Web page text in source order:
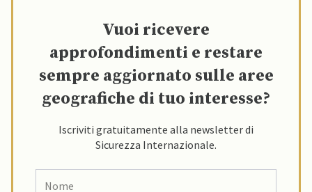
Vuoi ricevere
approfondimenti e restare
sempre aggiornato sulle aree
geografiche di tuo interesse?
Iscriviti gratuitamente alla newsletter di
Sicurezza Internazionale.